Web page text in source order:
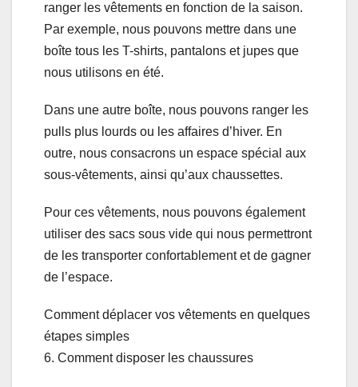
ranger les vêtements en fonction de la saison.
Par exemple, nous pouvons mettre dans une
boîte tous les T-shirts, pantalons et jupes que
nous utilisons en été.
Dans une autre boîte, nous pouvons ranger les
pulls plus lourds ou les affaires d’hiver. En
outre, nous consacrons un espace spécial aux
sous-vêtements, ainsi qu’aux chaussettes.
Pour ces vêtements, nous pouvons également
utiliser des sacs sous vide qui nous permettront
de les transporter confortablement et de gagner
de l’espace.
Comment déplacer vos vêtements en quelques
étapes simples
6. Comment disposer les chaussures